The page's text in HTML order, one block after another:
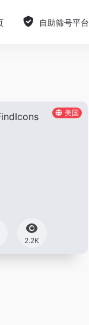
自助筛号平台
美国
2.2K